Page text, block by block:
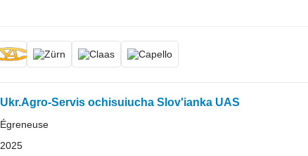
Ukr.Agro-Servis ochisuiucha Slov'ianka UAS
Égreneuse
2025